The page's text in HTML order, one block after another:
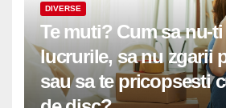
DIVERSE
Te muti? Cum sa nu-
lucrurile, sa nu zgarii
sau sa te pricopsesti